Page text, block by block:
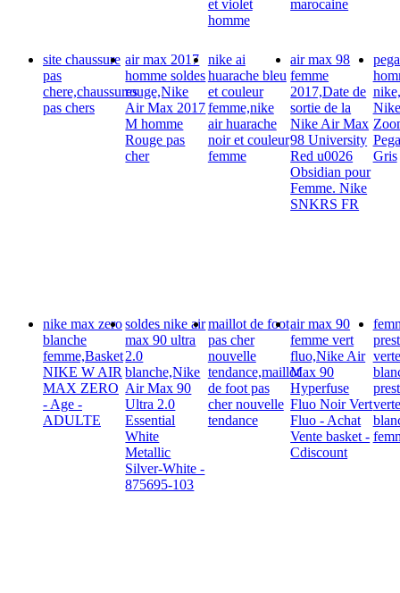
et violet
homme
marocaine
site chaussure
pas
chere,chaussures
pas chers
air max 2017
homme soldes
rouge,Nike
Air Max 2017
M homme
Rouge pas
cher
nike ai
huarache bleu
et couleur
femme,nike
air huarache
noir et couleur
femme
air max 98
femme
2017,Date de
sortie de la
Nike Air Max
98 University
Red u0026
Obsidian pour
Femme. Nike
SNKRS FR
Gris
nike max zero
blanche
femme,Basket
NIKE W AIR
MAX ZERO
- Age -
ADULTE
soldes nike air
max 90 ultra
2.0
blanche,Nike
Air Max 90
Ultra 2.0
Essential
White
Metallic
Silver-White -
875695-103
maillot de foot
pas cher
nouvelle
tendance,maillot
de foot pas
cher nouvelle
tendance
air max 90
femme vert
fluo,Nike Air
Max 90
Hyperfuse
Fluo Noir Vert
Fluo - Achat
Vente basket -
Cdiscount